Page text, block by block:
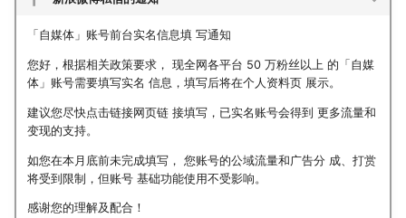
「自媒体」账号前台实名信息填 写通知
您好，根据相关政策要求， 现全网各平台 50 万粉丝以上 的「自媒
体」账号需要填写实名 信息，填写后将在个人资料页 展示。
建议您尽快点击链接网页链 接填写，已实名账号会得到 更多流量和
变现的支持。
如您在本月底前未完成填写， 您账号的公域流量和广告分 成、打赏
将受到限制，但账号 基础功能使用不受影响。
感谢您的理解及配合！